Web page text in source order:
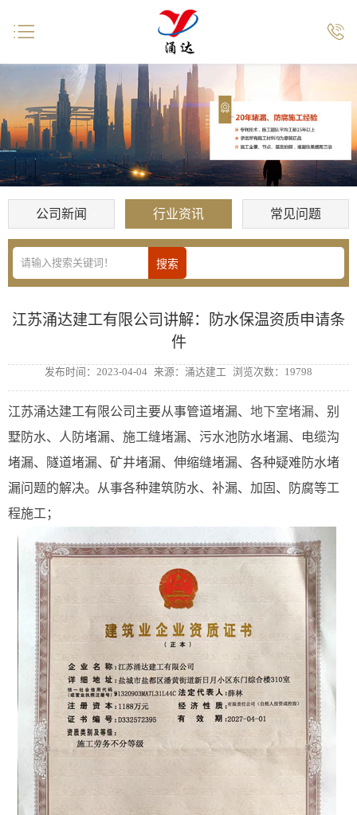
公司新闻 行业资讯 常见问题
江苏涌达建工有限公司讲解：防水保温资质申请条
件
发布时间：2023-04-04 来源：涌达建工 浏览次数：19798
江苏涌达建工有限公司主要从事管道堵漏、 地下室堵漏、别
墅防水、人防堵漏、施工缝堵漏、污水池防水堵漏、电缆沟
堵漏、隧道堵漏、矿井堵漏、伸缩缝堵漏、各种疑难防水堵
漏问题的解决。从事各种建筑防水、补漏、加固、防腐等工
程施工；
 